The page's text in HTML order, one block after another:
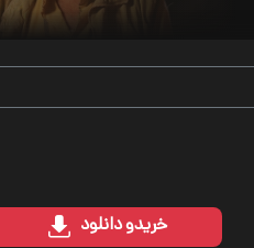
خریدو دانلود